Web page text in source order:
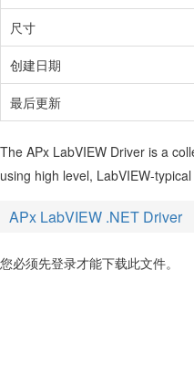
尺寸
创建日期
最后更新
The APx LabVIEW Driver is a
using high level, LabVIEW-
APx LabVIEW .NET Driver
您必须先登录才能下载此文件。